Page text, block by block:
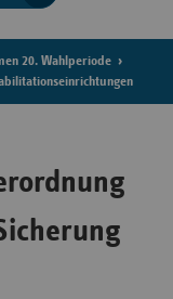
der
20. Wahlperiode